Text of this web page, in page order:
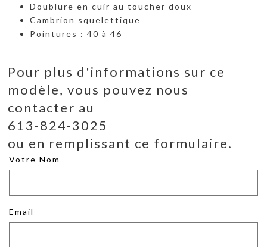
Doublure en cuir au toucher doux
Cambrion squelettique
Pointures : 40 à 46
Pour plus d'informations sur ce
modèle, vous pouvez nous
contacter au
613-824-3025
ou en remplissant ce formulaire.
Votre Nom
Email